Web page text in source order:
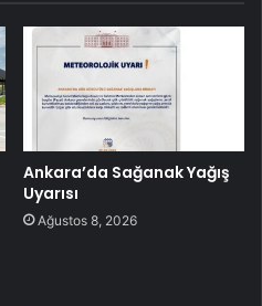
Ankara’da Sağanak Yağış
Uyarısı
Ağustos 8, 2026